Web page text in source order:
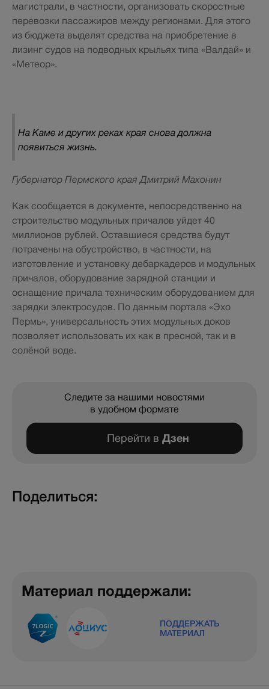
магистрали, в частности, организовать скоростные
перевозки пассажиров между регионами. Для этого
из бюджета выделят средства на приобретение в
лизинг судов на подводных крыльях типа «Валдай» и
«Метеор».
На Каме и других реках края снова должна
появиться жизнь.
Губернатор Пермского края Дмитрий Махонин
Как сообщается в документе, непосредственно на
строительство модульных причалов уйдет 40
миллионов рублей. Оставшиеся средства будут
потрачены на обустройство, в частности, на
изготовление и установку дебаркадеров и модульных
причалов, оборудование зарядной станции и
оснащение причала техническим оборудованием для
зарядки электросудов. По данным портала «Эхо
Пермь», универсальность этих модульных доков
позволяет использовать их как в пресной, так и в
солёной воде.
Следите за нашими новостями
в удобном формате
Перейти в Дзен
Поделиться:
Материал поддержали:
ПОДДЕРЖАТЬ
МАТЕРИАЛ